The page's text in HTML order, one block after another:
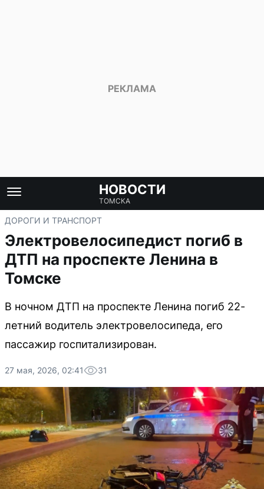
НОВОСТИ
ТОМСКА
ДОРОГИ И ТРАНСПОРТ
Электровелосипедист погиб в
ДТП на проспекте Ленина в
Томске
В ночном ДТП на проспекте Ленина погиб 22-
летний водитель электровелосипеда, его
пассажир госпитализирован.
27 мая, 2026, 02:41 31